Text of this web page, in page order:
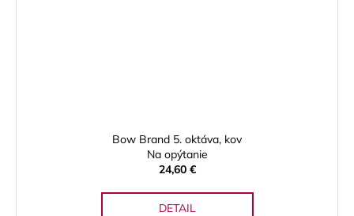
Bow Brand 5. oktáva, kov
Na opýtanie
24,60 €
DETAIL